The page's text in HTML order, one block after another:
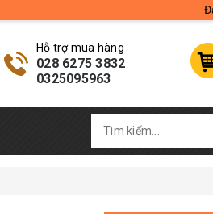
Hỗ trợ mua hàng
028 6275 3832
0325095963